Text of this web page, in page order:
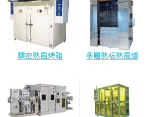
精密熱風烤箱 多層熱板熱風爐